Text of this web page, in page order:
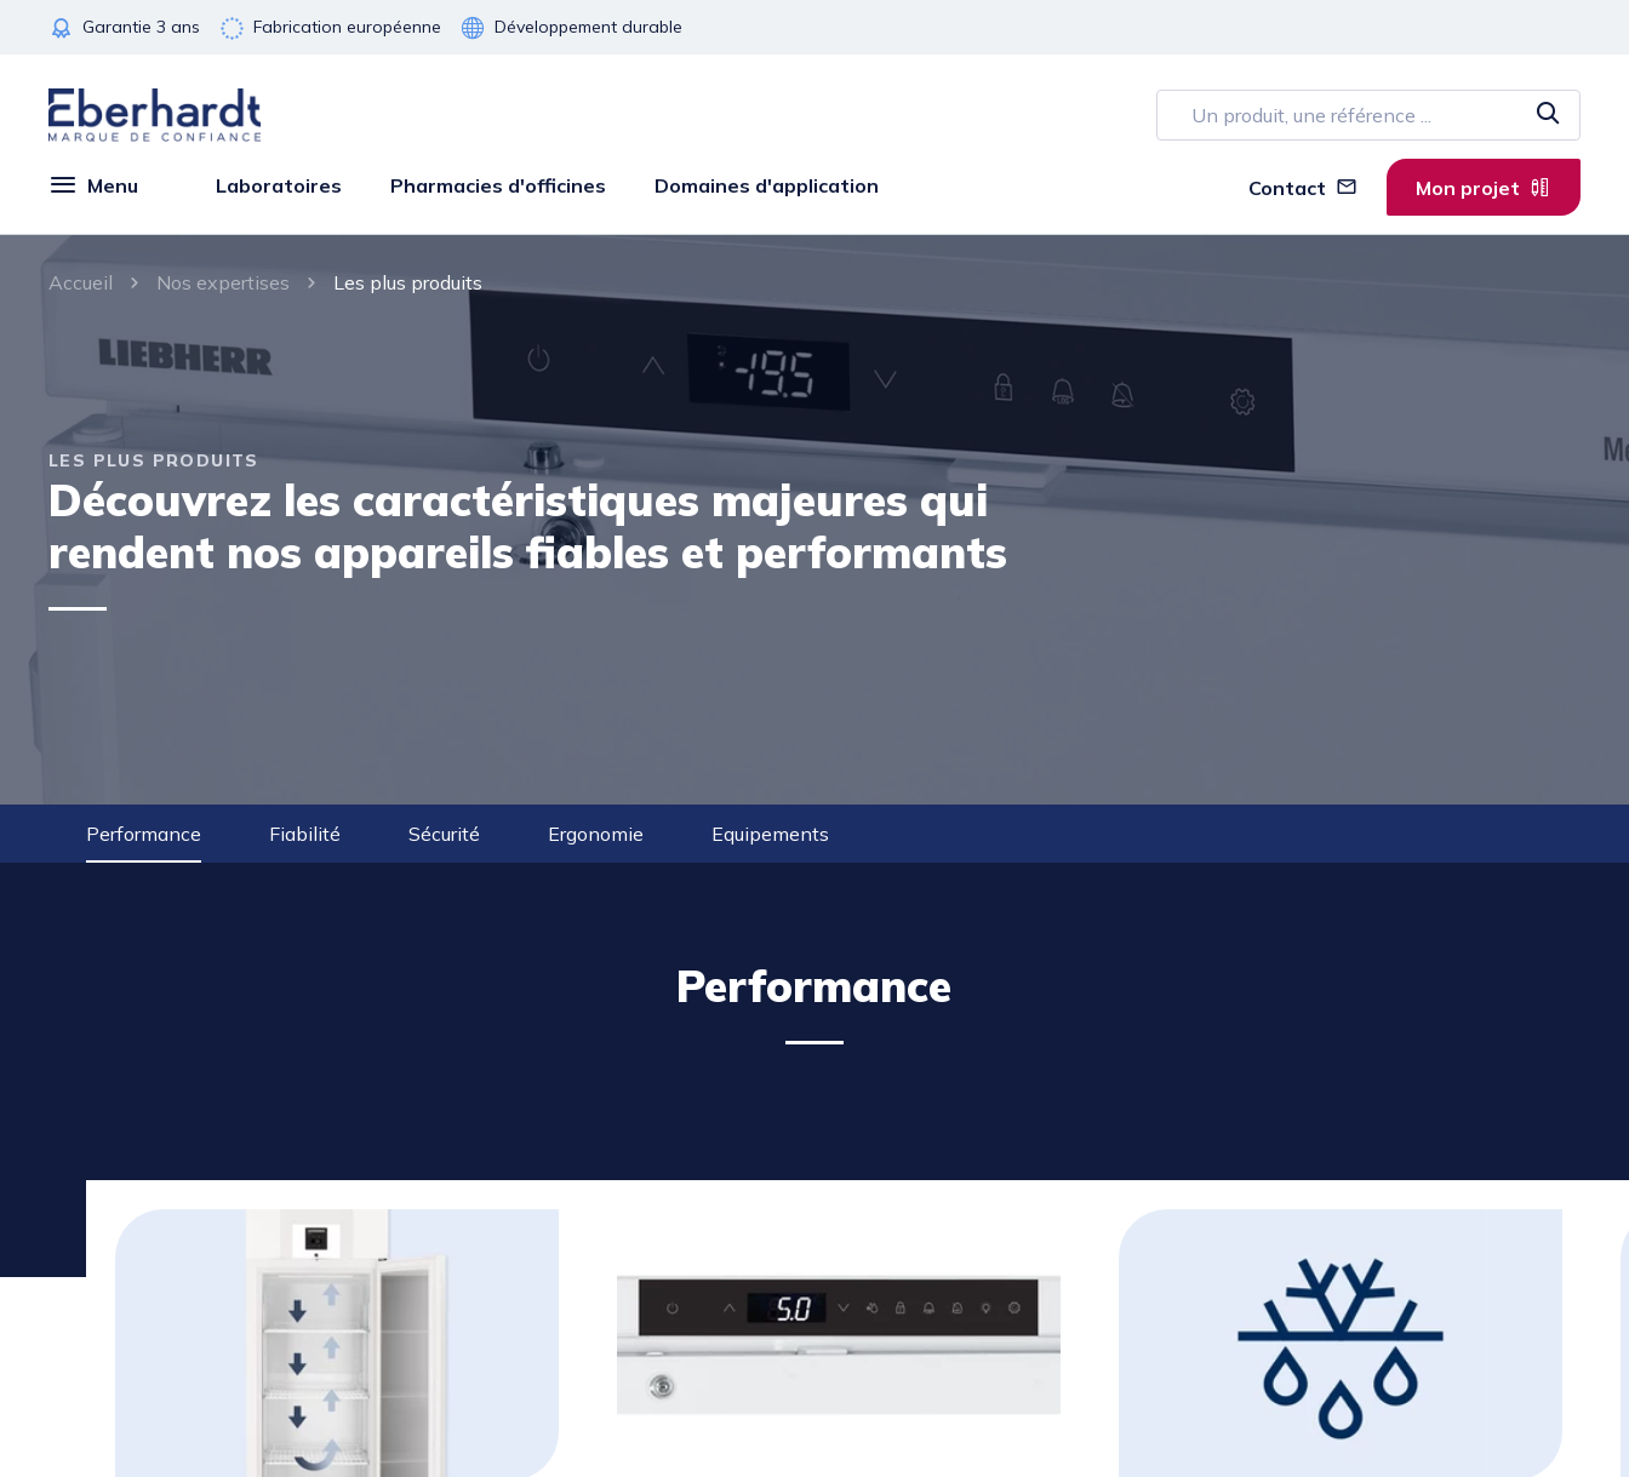
Garantie 3 ans Fabrication européenne Développement durable
Menu Laboratoires Pharmacies d'officines Domaines d'application Contact Mon projet
Accueil Nos expertises Les plus produits
LES PLUS PRODUITS
Découvrez les caractéristiques majeures qui
rendent nos appareils fiables et performants
Performance Fiabilité Sécurité Ergonomie Equipements
Performance